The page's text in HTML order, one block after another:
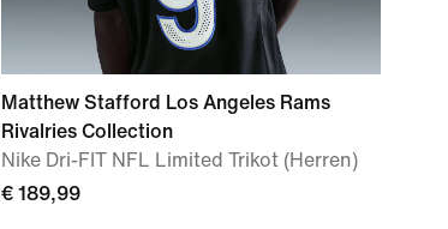
Matthew Stafford Los Angeles Rams
Rivalries Collection
Nike Dri-FIT NFL Limited Trikot (Herren)
€ 189,99